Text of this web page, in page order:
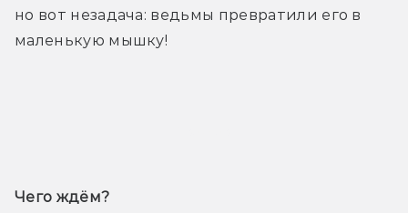
но вот незадача: ведьмы превратили его в
маленькую мышку!
Чего ждём?